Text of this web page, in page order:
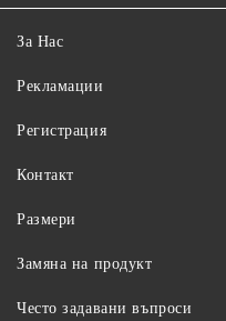
За Нас
Рекламации
Регистрация
Контакт
Размери
Замяна на продукт
Често задавани въпроси